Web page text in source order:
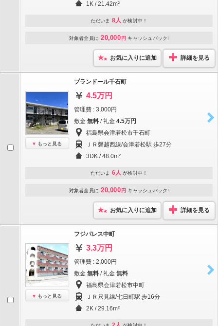
1K / 21.42m²
ただいま 8人 が検討中！
対象者全員に 20,000 円 キャッシュバック!
お気に入りに追加 詳細を見る
もっと見る
プランドール千石町
4.5万円
管理費 : 3,000円
敷金 無料 / 礼金 4.5万円
福島県会津若松市千石町
ＪＲ磐越西線/会津若松駅 歩27分
3DK / 48.0m²
ただいま 6人 が検討中！
対象者全員に 20,000 円 キャッシュバック!
お気に入りに追加 詳細を見る
もっと見る
フジパレス中町
3.3万円
管理費 : 2,000円
敷金 無料 / 礼金 無料
福島県会津若松市中町
ＪＲ只見線/七日町駅 歩16分
2K / 29.16m²